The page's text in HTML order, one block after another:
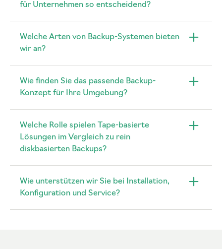
für Unternehmen so entscheidend?
Welche Arten von Backup-Systemen bieten
wir an?
Wie finden Sie das passende Backup-
Konzept für Ihre Umgebung?
Welche Rolle spielen Tape-basierte
Lösungen im Vergleich zu rein
diskbasierten Backups?
Wie unterstützen wir Sie bei Installation,
Konfiguration und Service?